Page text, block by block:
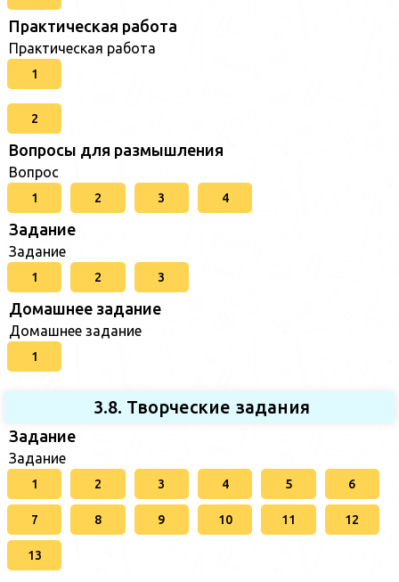
Практическая работа
Практическая работа
1
2
Вопросы для размышления
Вопрос
1 2 3 4
Задание
Задание
1 2 3
Домашнее задание
Домашнее задание
1
3.8. Творческие задания
Задание
Задание
1 2 3 4 5 6
7 8 9 10 11 12
13